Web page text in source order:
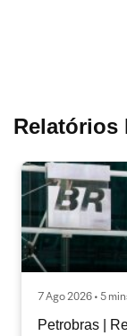
Relatórios
7 Ago 2026 • 5
Petrobras |